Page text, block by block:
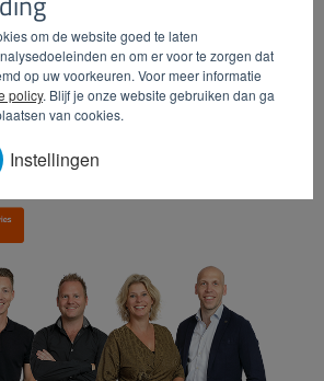
om de website goed te laten
en om er voor te zorgen dat
op uw voorkeuren. Voor meer informatie
policy. Blijf je onze website gebruiken dan ga
van cookies.
Instellingen
de
gerustvrijblijvend contactmet ons op.
u graag!